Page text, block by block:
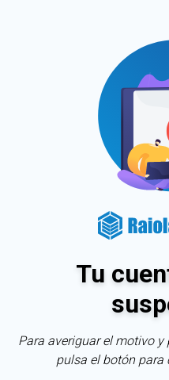
Tu
Para averiguar el motivo
pulsa el botón para